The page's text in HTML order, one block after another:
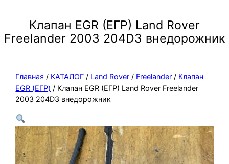
Клапан EGR (ЕГР) Land Rover
Freelander 2003 204D3 внедорожник
Главная / КАТАЛОГ / Land Rover / Freelander / Клапан
EGR (ЕГР) / Клапан EGR (ЕГР) Land Rover Freelander
2003 204D3 внедорожник